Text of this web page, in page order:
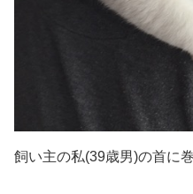
飼い主の私(39歳男)の首に